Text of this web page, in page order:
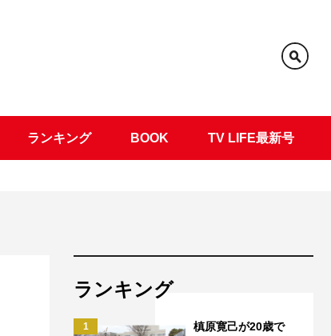
ランキング BOOK TV LIFE最新号
ランキング
1
槙原寛己が20歳で